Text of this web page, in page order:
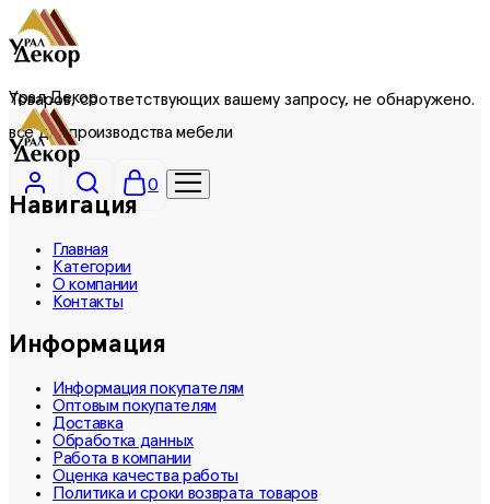
Урал Декор
все для производства мебели
0
Товаров, соответствующих вашему запросу, не обнаружено.
Навигация
Главная
Категории
О компании
Контакты
Информация
Информация покупателям
Оптовым покупателям
Доставка
Обработка данных
Работа в компании
Оценка качества работы
Политика и сроки возврата товаров